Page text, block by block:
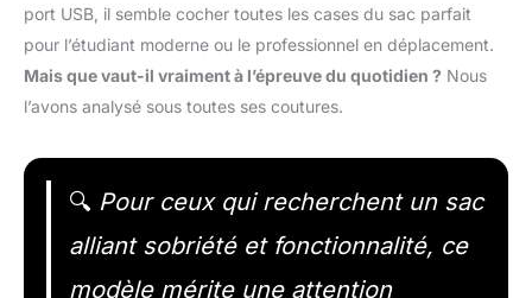
port USB, il semble cocher toutes les cases du sac parfait
pour l’étudiant moderne ou le professionnel en déplacement.
Mais que vaut-il vraiment à l’épreuve du quotidien ? Nous
l’avons analysé sous toutes ses coutures.
🔍 Pour ceux qui recherchent un sac
alliant sobriété et fonctionnalité, ce
modèle mérite une attention